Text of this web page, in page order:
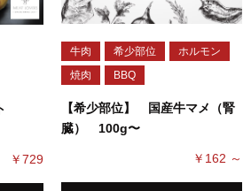
￥729
牛肉 希少部位
ホルモン
焼肉
BBQ
【希少部位】 国産牛マメ（腎
臓） 100g〜
￥162 ～